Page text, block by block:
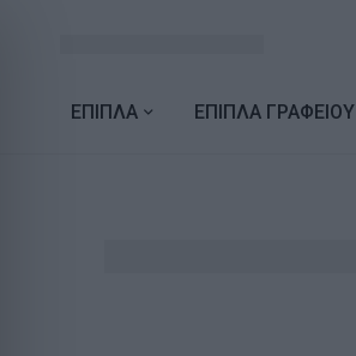
ΕΠΙΠΛΑ ΕΠΙΠΛΑ ΓΡΑΦΕΙΟΥ